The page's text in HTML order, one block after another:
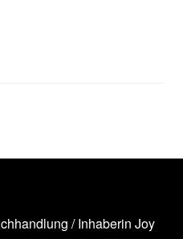
/ Inhaberin Joy